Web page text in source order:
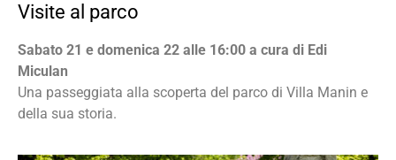
Visite al parco
Sabato 21 e domenica 22 alle 16:00 a cura di Edi
Miculan
Una passeggiata alla scoperta del parco di Villa Manin e
della sua storia.